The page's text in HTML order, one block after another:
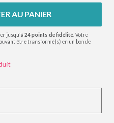
AU PANIER
jusqu'à 24points de fidélité . Votre
être transformé(s) en un bon de